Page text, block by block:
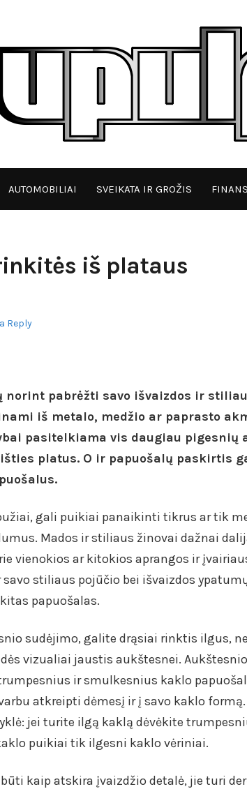
AUTOMOBILIAI SVEIKATA IR GROŽIS
iš plataus
Reply
norint pabrėžti savo išvaizdos ir
iš metalo, medžio ar paprasto
pasitelkiama vis daugiau pigesnių
platus. O ir papuošalų paskirtis
gali puikiai panaikinti tikrus ar tik
Mados ir stiliaus žinovai dažnai
vienokios ar kitokios aprangos ir
stiliaus pojūčio bei išvaizdos
papuošalas.
sudėjimo, galite drąsiai rinktis ilgus,
vizualiai jaustis aukštesnei.
ir smulkesnius kaklo
atkreipti dėmesį ir į savo kaklo formą.
jei turite ilgą kaklą dėvėkite
puikiai tik ilgesni kaklo vėriniai.
kaip atskira įvaizdžio detalė, jie turi